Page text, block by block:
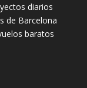
diarios
de Barcelona
baratos